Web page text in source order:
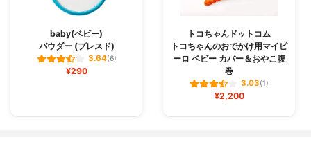
baby(ベビー)
パウダー (プレスド)
3.64(6)
¥290
トコちゃんドットコム
トコちゃんのおでかけ用マイピ
ーロ ベビー カバー＆おやこ腹
巻
3.03(1)
¥2,200